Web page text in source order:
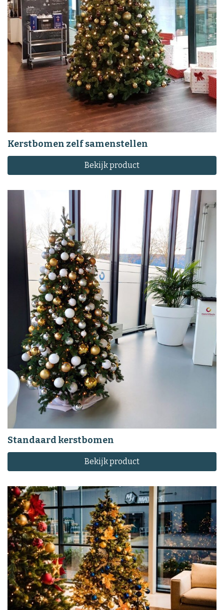
Kerstbomen zelf samenstellen
Bekijk product
Standaard kerstbomen
Bekijk product